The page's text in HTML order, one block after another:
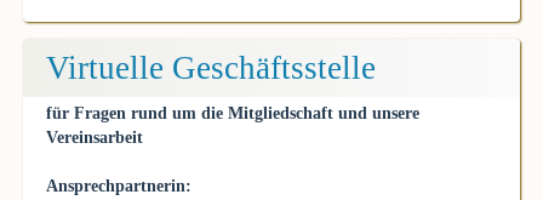
Virtuelle Geschäftsstelle
für Fragen rund um die Mitgliedschaft und unsere
Vereinsarbeit
Ansprechpartnerin: